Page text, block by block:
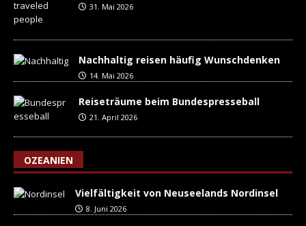
31. Mai 2026
Nachhaltig reisen häufig Wunschdenken
14. Mai 2026
Reiseträume beim Bundespresseball
21. April 2026
OZEANIEN
Vielfältigkeit von Neuseelands Nordinsel
8. Juni 2026